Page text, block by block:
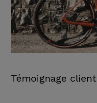
Témoignage client